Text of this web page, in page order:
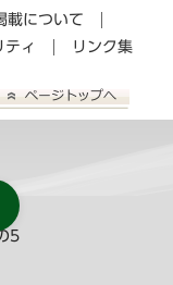
載について
ティ リンク集
5